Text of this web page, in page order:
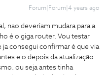
Forum|Forum|4 years ago
nao deveriam mudara para a
é o giga router. Vou testar
consegui confirmar é que via
e o depois da atualização
ou seja antes tinha